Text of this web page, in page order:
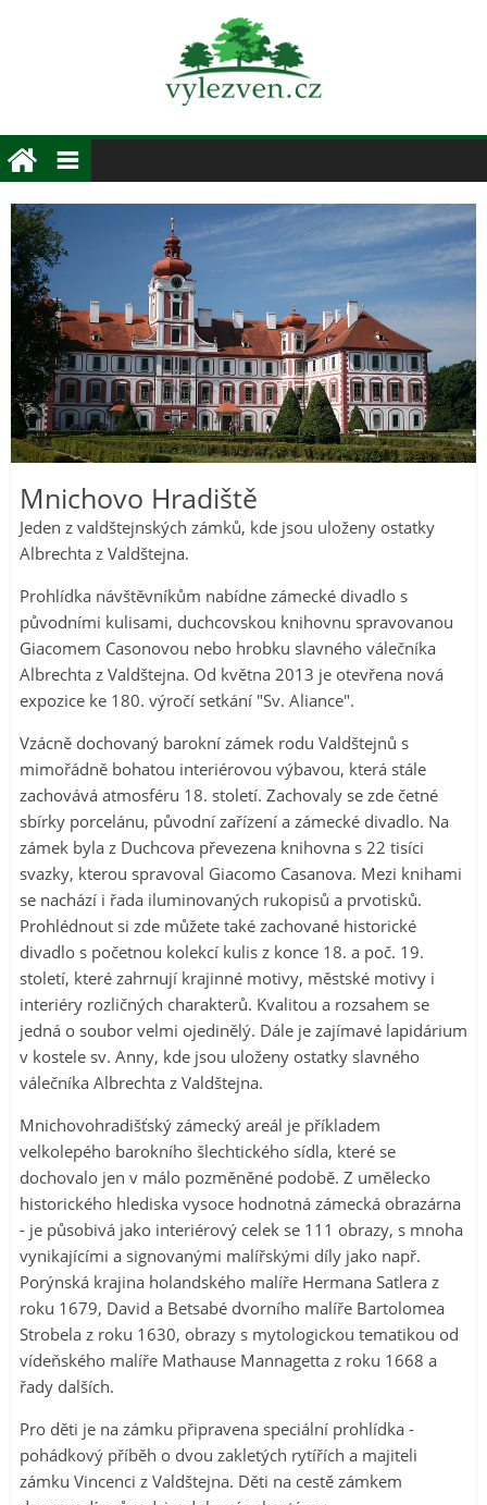
Mnichovo Hradiště
Jeden z valdštejnských zámků, kde jsou uloženy ostatky
Albrechta z Valdštejna.
Prohlídka návštěvníkům nabídne zámecké divadlo s
původními kulisami, duchcovskou knihovnu spravovanou
Giacomem Casonovou nebo hrobku slavného válečníka
Albrechta z Valdštejna. Od května 2013 je otevřena nová
expozice ke 180. výročí setkání "Sv. Aliance".
Vzácně dochovaný barokní zámek rodu Valdštejnů s
mimořádně bohatou interiérovou výbavou, která stále
zachovává atmosféru 18. století. Zachovaly se zde četné
sbírky porcelánu, původní zařízení a zámecké divadlo. Na
zámek byla z Duchcova převezena knihovna s 22 tisíci
svazky, kterou spravoval Giacomo Casanova. Mezi knihami
se nachází i řada iluminovaných rukopisů a prvotisků.
Prohlédnout si zde můžete také zachované historické
divadlo s početnou kolekcí kulis z konce 18. a poč. 19.
století, které zahrnují krajinné motivy, městské motivy i
interiéry rozličných charakterů. Kvalitou a rozsahem se
jedná o soubor velmi ojedinělý. Dále je zajímavé lapidárium
v kostele sv. Anny, kde jsou uloženy ostatky slavného
válečníka Albrechta z Valdštejna.
Mnichovohradišťský zámecký areál je příkladem
velkolepého barokního šlechtického sídla, které se
dochovalo jen v málo pozměněné podobě. Z umělecko
historického hlediska vysoce hodnotná zámecká obrazárna
- je působivá jako interiérový celek se 111 obrazy, s mnoha
vynikajícími a signovanými malířskými díly jako např.
Porýnská krajina holandského malíře Hermana Satlera z
roku 1679, David a Betsabé dvorního malíře Bartolomea
Strobela z roku 1630, obrazy s mytologickou tematikou od
vídeňského malíře Mathause Mannagetta z roku 1668 a
řady dalších.
Pro děti je na zámku připravena speciální prohlídka -
pohádkový příběh o dvou zakletých rytířích a majiteli
zámku Vincenci z Valdštejna. Děti na cestě zámkem